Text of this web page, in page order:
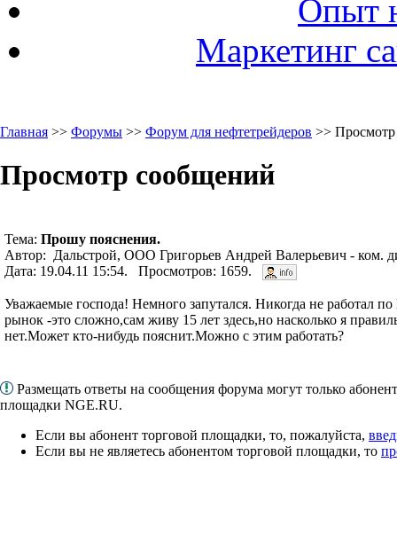
Опыт
Маркетинг
Главная >> Форумы >> Форум для нефтетрейдеров >>
Просмотр сообщений
Тема: Прошу пояснения.
Автор: Дальстрой, ООО Григорьев Андрей Валерьевич - ком.
Дата: 19.04.11 15:54. Просмотров: 1659.
Уважаемые господа! Немного запутался. Никогда не работал
рынок -это сложно,сам живу 15 лет здесь,но насколько я
нет.Может кто-нибудь пояснит.Можно с этим работать?
Размещать ответы на сообщения форума могут только
площадки NGE.RU.
Если вы абонент торговой площадки, то, пожалуйста,
Если вы не являетесь абонентом торговой площадки, то